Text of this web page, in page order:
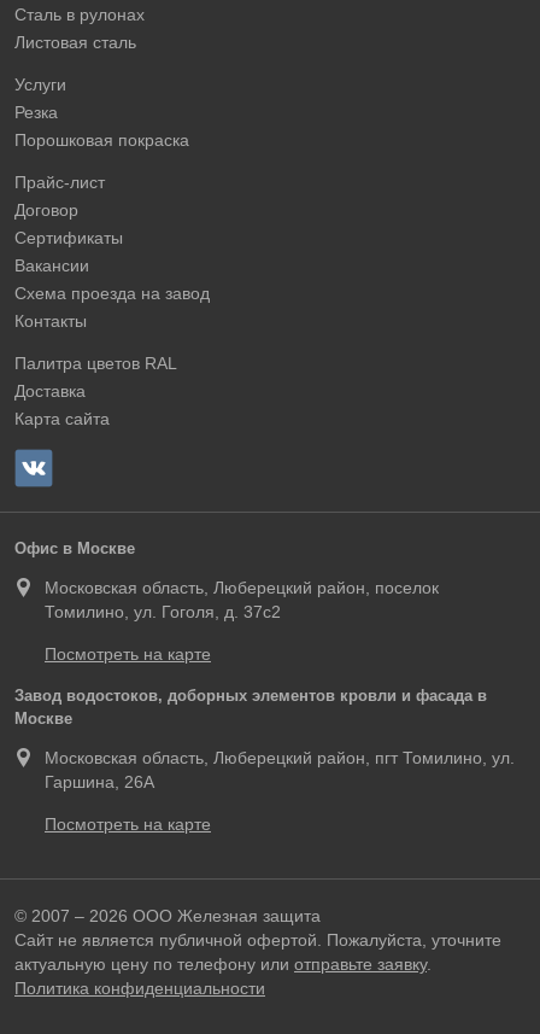
Сталь в рулонах
Листовая сталь
Услуги
Резка
Порошковая покраска
Прайс-лист
Договор
Сертификаты
Вакансии
Схема проезда на завод
Контакты
Палитра цветов RAL
Доставка
Карта сайта
Офис в Москве
Московская область, Люберецкий район, поселок
Томилино, ул. Гоголя, д. 37с2
Посмотреть на карте
Завод водостоков, доборных элементов кровли и фасада в
Москве
Московская область, Люберецкий район, пгт Томилино, ул.
Гаршина, 26А
Посмотреть на карте
© 2007 – 2026 ООО Железная защита
Сайт не является публичной офертой. Пожалуйста, уточните
актуальную цену по телефону или отправьте заявку.
Политика конфиденциальности